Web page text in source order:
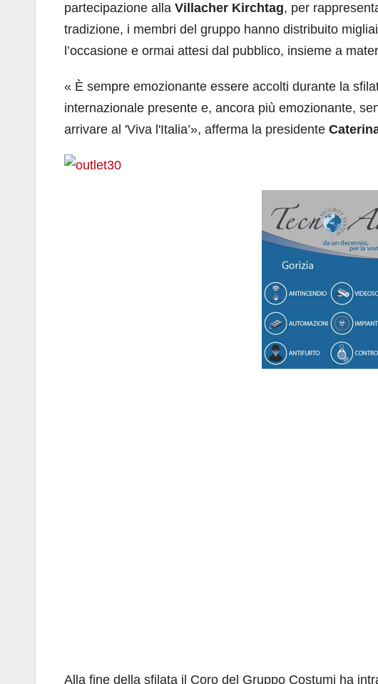
partecipazione alla Villacher Kirchtag, per
tradizione, i membri del gruppo hanno distribuito
l’occasione e ormai attesi dal pubblico, insieme a
« È sempre emozionante essere accolti durante la
internazionale presente e, ancora più emozionante,
arrivare al 'Viva l'Italia’», afferma la presidente
Alla fine della sfilata il Coro del Gruppo Costumi ha